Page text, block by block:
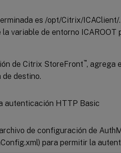
es /opt/Citrix/
variable de entorno ICAROOT
de Citrix StoreFront ™, agrega
de destino.
de configuración de
para permitir la